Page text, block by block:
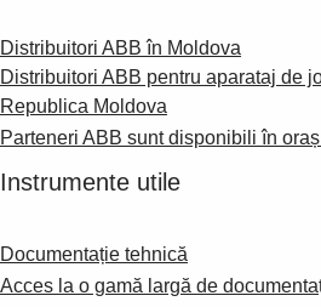
Distribuitori ABB în Moldova
Distribuitori ABB pentru aparataj de
Republica Moldova
Parteneri ABB sunt disponibili în
Instrumente utile
Documentație tehnică
Acces la o gamă largă de